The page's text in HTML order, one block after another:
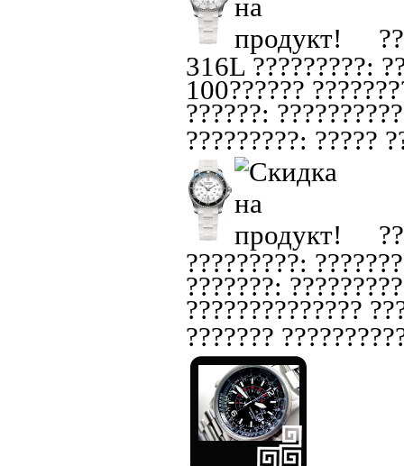
316L ?????????:
100??????
??????:
?????????: ?????
?????????:
???????:
??????????????
???????